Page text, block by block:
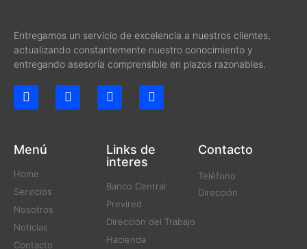
Entregamos un servicio de excelencia a nuestros clientes,
actualizando constantemente nuestro conocimiento y
entregando asesoría comprensible en plazos razonables.
Menú
Home
Servicios
Nosotros
Noticias
Contacto
Links de
interes
Banco Central
Previred
Dirección del Trabajo
Hacienda
Contacto
Teléfono
Dirección